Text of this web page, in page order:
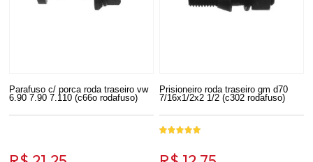
Parafuso c/ porca roda traseiro vw
6.90 7.90 7.110 (c66o rodafuso)
Prisioneiro roda traseiro gm d70
7/16x1/2x2 1/2 (c302 rodafuso)